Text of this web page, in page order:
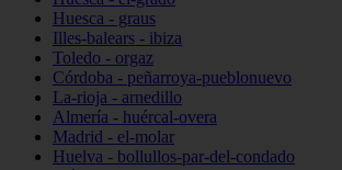
Huesca - graus
Illes-balears - ibiza
Toledo - orgaz
Córdoba - peñarroya-pueblonuevo
La-rioja - arnedillo
Almería - huércal-overa
Madrid - el-molar
Huelva - bollullos-par-del-condado